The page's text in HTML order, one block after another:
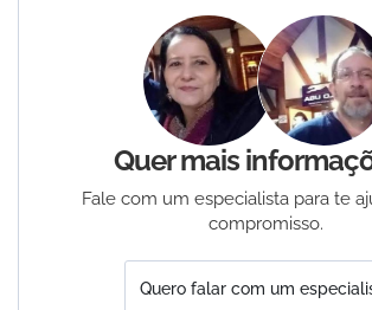
Quer mais
Fale com um especialista para te
compromisso.
Quero falar com um